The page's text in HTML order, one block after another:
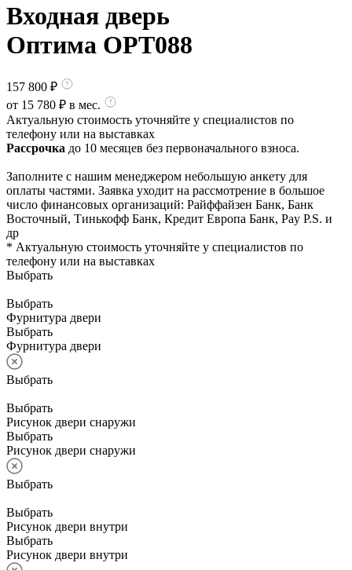
Входная дверь
Оптима OPT088
157 800 ₽
от 15 780 ₽ в мес.
Актуальную стоимость уточняйте у специалистов по
телефону или на выставках
Рассрочка до 10 месяцев без первоначального взноса.
Заполните с нашим менеджером небольшую анкету для
оплаты частями. Заявка уходит на рассмотрение в большое
число финансовых организаций: Райффайзен Банк, Банк
Восточный, Тинькофф Банк, Кредит Европа Банк, Pay P.S. и
др
* Актуальную стоимость уточняйте у специалистов по
телефону или на выставках
Выбрать
Выбрать
Фурнитура двери
Выбрать
Фурнитура двери
Выбрать
Выбрать
Рисунок двери снаружи
Выбрать
Рисунок двери снаружи
Выбрать
Выбрать
Рисунок двери внутри
Выбрать
Рисунок двери внутри